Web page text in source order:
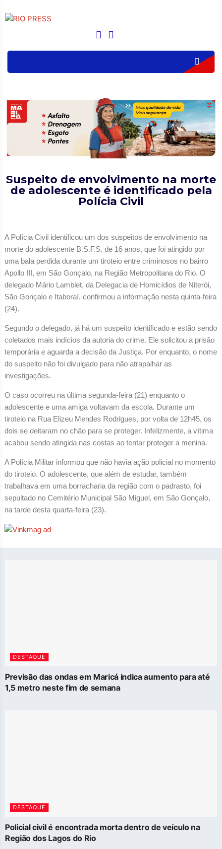
Suspeito de envolvimento na morte
de adolescente é identificado pela
Polícia Civil
A Polícia Civil identificou um dos suspeitos de envolvimento na
morte do adolescente B.S.F.S, de 16 anos, que foi atingido por
uma bala perdida durante um tiroteio entre criminosos no bairro
Apollo III, em São Gonçalo, na Região Metropolitana do Rio. O
delegado Mário Lamblet, da Delegacia de Homicídios de Niterói,
São Gonçalo e Itaboraí, confirmou a informação nesta quinta-feira
(24).
Segundo o delegado, já há um suspeito identificado e estão sendo
coletados mais indícios da autoria do crime. Ele solicitou a prisão
temporária e aguarda a decisão da Justiça. Por enquanto, o nome
do suspeito não foi divulgado para não atrapalhar as
investigações.
O caso ocorreu na última segunda-feira (21) enquanto o
adolescente e uma amiga voltavam da escola. Durante um
tiroteio na Rua Elizeu Mendes Rodrigues, por volta de 12h45, os
dois se deitaram no chão para se proteger. Infelizmente, a vítima
acabou sendo atingida nas costas ao tentar proteger a menina.
A Polícia Militar informou que não havia ação policial no momento
do tiroteio. O adolescente, que além de estudar, também
trabalhava em uma borracharia da região com o padrasto, foi
sepultado no Cemitério Municipal São Miguel, em São Gonçalo,
na tarde desta quarta-feira (23).
DESTAQUE
Previsão das ondas em Maricá indica aumento para até
1,5 metro neste fim de semana
DESTAQUE
Policial civil é encontrada morta dentro de veículo na
Região dos Lagos do Rio